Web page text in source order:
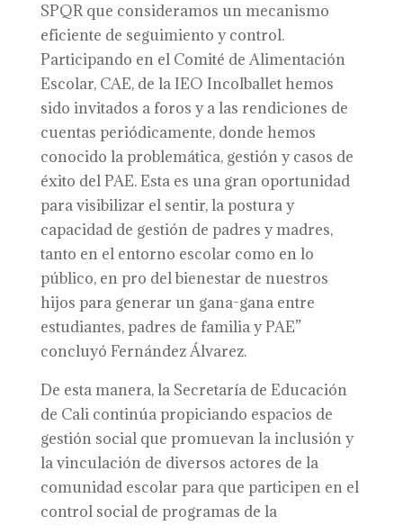
SPQR que consideramos un mecanismo
eficiente de seguimiento y control.
Participando en el Comité de Alimentación
Escolar, CAE, de la IEO Incolballet hemos
sido invitados a foros y a las rendiciones de
cuentas periódicamente, donde hemos
conocido la problemática, gestión y casos de
éxito del PAE. Esta es una gran oportunidad
para visibilizar el sentir, la postura y
capacidad de gestión de padres y madres,
tanto en el entorno escolar como en lo
público, en pro del bienestar de nuestros
hijos para generar un gana-gana entre
estudiantes, padres de familia y PAE”
concluyó Fernández Álvarez.
De esta manera, la Secretaría de Educación
de Cali continúa propiciando espacios de
gestión social que promuevan la inclusión y
la vinculación de diversos actores de la
comunidad escolar para que participen en el
control social de programas de la